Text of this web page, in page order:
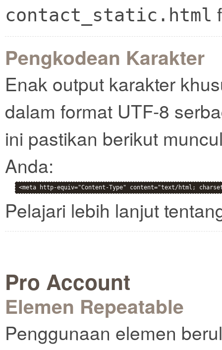
contact_static.html
Pengkodean Karakter
Enak output karakter
dalam format UTF-8
ini pastikan berikut
Anda:
<meta http-equiv="Content-Type" content="text/html;
Pelajari lebih lanjut
Pro Account
Elemen Repeatable
Penggunaan elemen